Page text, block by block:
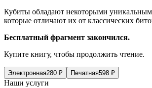
Кубиты обладают некоторыми
которые отличают их от классических
Бесплатный фрагмент закончился.
Купите книгу, чтобы продолжить чтение.
Электронная280 ₽ Печатная598 ₽
Наши услуги